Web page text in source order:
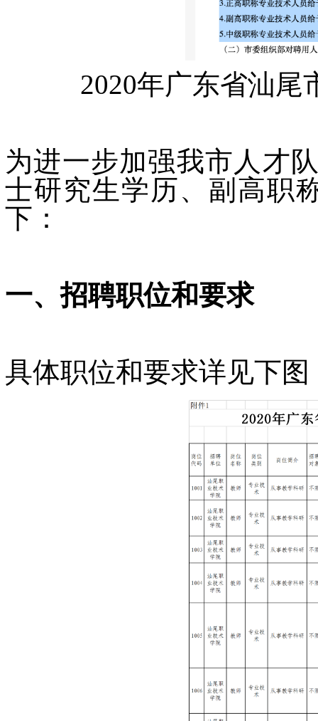
2020年广东省汕尾
为进一步加强我市人才
士研究生学历、副高职
下：
一、招聘职位和要求
具体职位和要求详见下图